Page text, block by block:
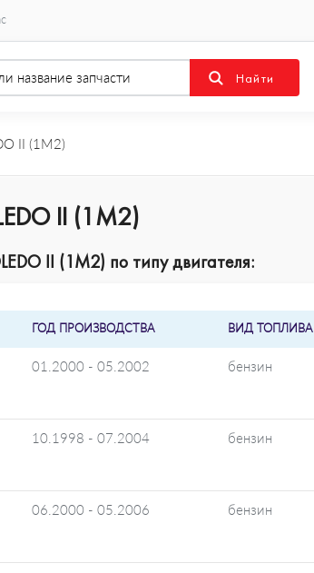
II (1M2)
II (1M2)
II (1M2) по типу двигателя:
ГОД ПРОИЗВОДСТВА ВИД ТОПЛИВА
01.2000 - 05.2002 бензин
10.1998 - 07.2004 бензин
06.2000 - 05.2006 бензин